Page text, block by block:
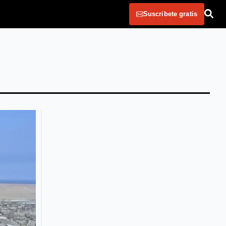
Suscribete gratis